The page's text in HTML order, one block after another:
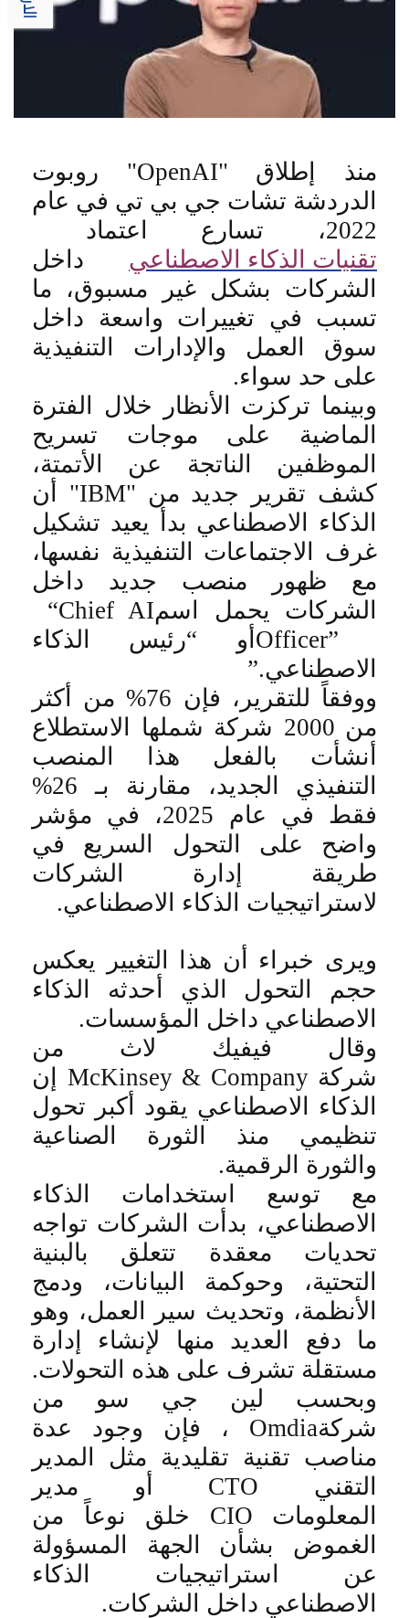
منذ إطلاق "OpenAI" روبوت
الدردشة تشات جي بي تي في عام
2022، تسارع اعتماد
تقنيات الذكاء الاصطناعي
داخل
الشركات بشكل غير مسبوق، ما
تسبب في تغييرات واسعة داخل
سوق العمل والإدارات التنفيذية
على حد سواء.
وبينما تركزت الأنظار خلال الفترة
الماضية على موجات تسريح
الموظفين الناتجة عن الأتمتة،
كشف تقرير جديد من "IBM"
أن
الذكاء الاصطناعي بدأ يعيد تشكيل
غرف الاجتماعات التنفيذية نفسها،
مع ظهور منصب جديد داخل
الشركات يحمل اسم“Chief AI
Officer” أو “رئيس الذكاء
الاصطناعي”.
ووفقاً للتقرير، فإن 76% من أكثر
من 2000 شركة شملها الاستطلاع
أنشأت بالفعل هذا المنصب
التنفيذي الجديد، مقارنة بـ 26%
فقط في عام 2025، في مؤشر
واضح على التحول السريع في
طريقة إدارة الشركات
لاستراتيجيات الذكاء الاصطناعي.
ويرى خبراء أن هذا التغيير يعكس
حجم التحول الذي أحدثه الذكاء
الاصطناعي داخل المؤسسات.
وقال فيفيك لاث من
شركة McKinsey & Company
إن
الذكاء الاصطناعي يقود أكبر تحول
تنظيمي منذ الثورة الصناعية
والثورة الرقمية.
مع توسع استخدامات الذكاء
الاصطناعي، بدأت الشركات تواجه
تحديات معقدة تتعلق بالبنية
التحتية، وحوكمة البيانات، ودمج
الأنظمة، وتحديث سير العمل، وهو
ما دفع العديد منها لإنشاء إدارة
مستقلة تشرف على هذه التحولات.
وبحسب لين جي سو من
شركةOmdia ، فإن وجود عدة
مناصب تقنية تقليدية مثل المدير
التقني CTO
أو مدير
المعلومات CIO خلق نوعاً من
الغموض بشأن الجهة المسؤولة
عن استراتيجيات الذكاء
الاصطناعي داخل الشركات.